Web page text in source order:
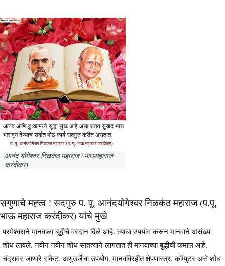
आनंद योगेश्वर निळकंठ महाराज (भाऊमहाराज
करंदीकर)
सगुणाचे मह्त्व ! सदगुरु प. पू. आनंदयोगेश्वर निळकंठ महाराज (प.पू.
भाऊ महाराज करंदीकर) यांचे मुखे
परमेश्वराने मानवाला बुद्धीचे वरदान दिले आहे. त्याचा उपयोग करून मानवाने असंख्य
शोध लावले. नवीन नवीन शोध सातत्याने लागतात ही मानवाच्या बुद्धीची कमाल आहे.
चंद्रावर जाणारे राकेट, अणुउर्जेचा उपयोग, मानवविरहीत क्षेपणास्त्र, कॉम्पुटर असे शोध